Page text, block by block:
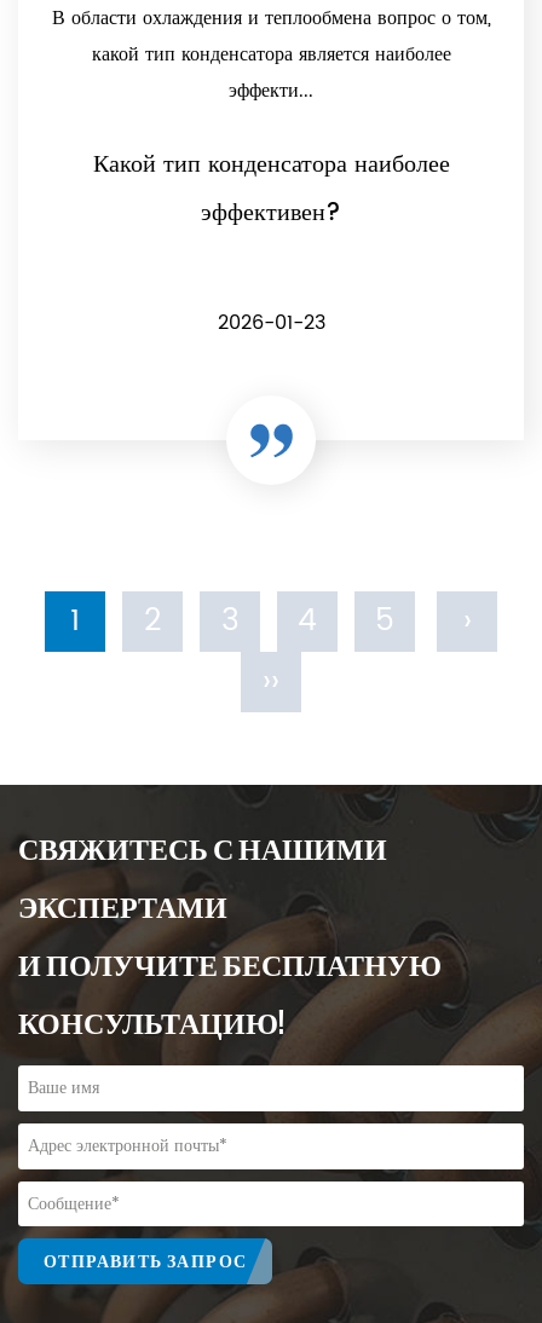
В области охлаждения и теплообмена вопрос о том,
какой тип конденсатора является наиболее
эффекти...
Какой тип конденсатора наиболее
эффективен?
2026-01-23
1 2 3 4 5
›
››
СВЯЖИТЕСЬ С НАШИМИ
ЭКСПЕРТАМИ
И ПОЛУЧИТЕ БЕСПЛАТНУЮ
КОНСУЛЬТАЦИЮ!
ОТПРАВИТЬ ЗАПРОС